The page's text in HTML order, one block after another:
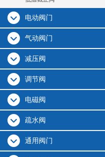
电动阀门
气动阀门
减压阀
调节阀
电磁阀
疏水阀
通用阀门